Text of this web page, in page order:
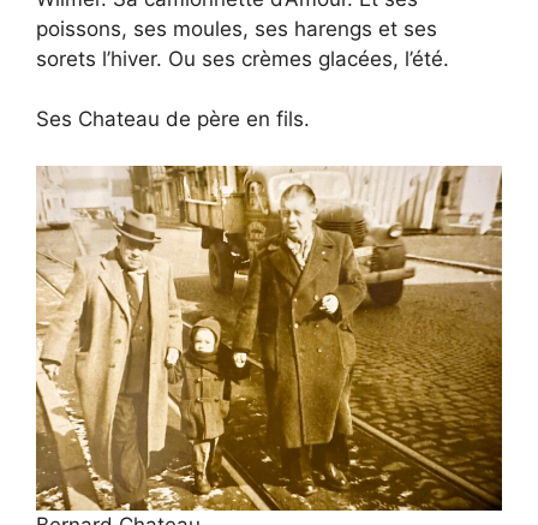
poissons, ses moules, ses harengs et ses
sorets l’hiver. Ou ses crèmes glacées, l’été.
Ses Chateau de père en fils.